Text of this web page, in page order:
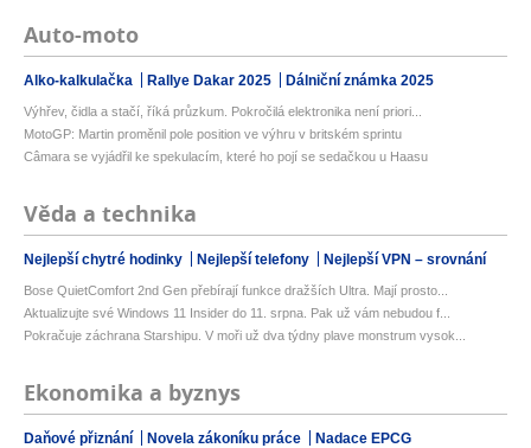
Auto-moto
Alko-kalkulačka Rallye Dakar 2025 Dálniční známka 2025
Výhřev, čidla a stačí, říká průzkum. Pokročilá elektronika není priori...
MotoGP: Martin proměnil pole position ve výhru v britském sprintu
Câmara se vyjádřil ke spekulacím, které ho pojí se sedačkou u Haasu
Věda a technika
Nejlepší chytré hodinky Nejlepší telefony Nejlepší VPN – srovnání
Bose QuietComfort 2nd Gen přebírají funkce dražších Ultra. Mají prosto...
Aktualizujte své Windows 11 Insider do 11. srpna. Pak už vám nebudou f...
Pokračuje záchrana Starshipu. V moři už dva týdny plave monstrum vysok...
Ekonomika a byznys
Daňové přiznání Novela zákoníku práce Nadace EPCG